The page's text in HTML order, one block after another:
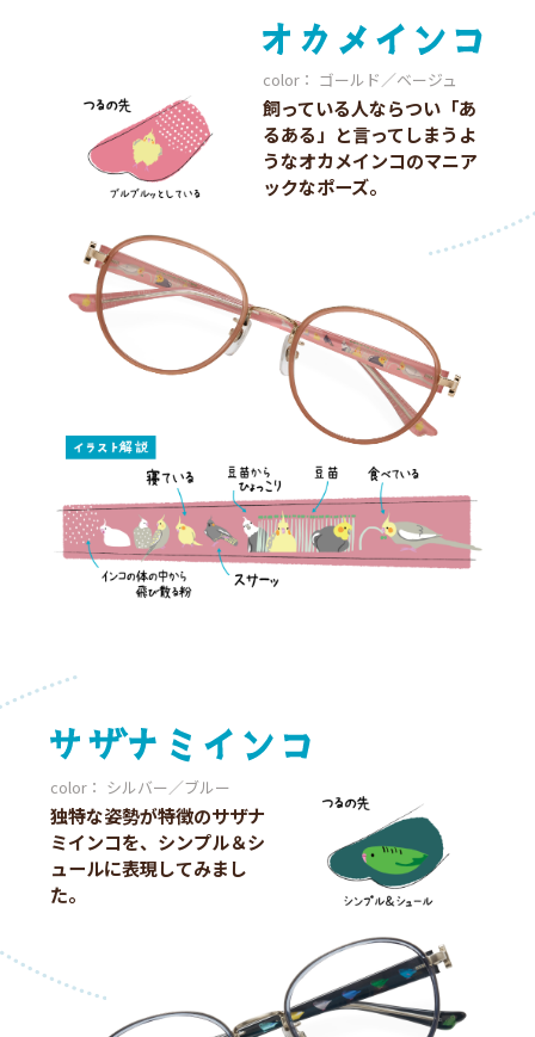
color： ゴールド／ベージュ
飼っている人ならつい「あ
るある」と言ってしまうよ
うなオカメインコのマニア
ックなポーズ。
color： シルバー／ブルー
独特な姿勢が特徴のサザナ
ミインコを、シンプル＆シ
ュールに表現してみまし
た。